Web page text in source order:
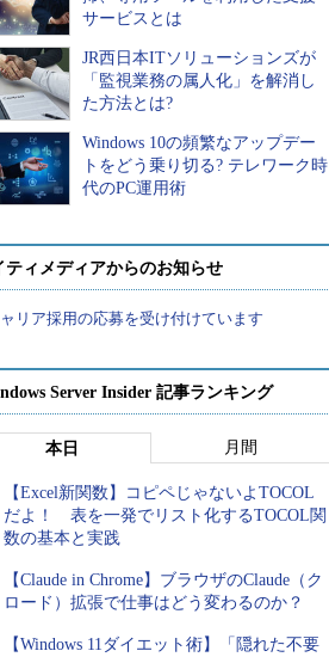
サービスとは
JR西日本ITソリューションズが
「監視業務の属人化」を解消し
た方法とは?
Windows 10の頻繁なアップデー
トをどう乗り切る? テレワーク時
代のPC運用術
ティメディアからのお知らせ
リア採用の応募を受け付けています
Server Insider 記事ランキング
本日 月間
【Excel新関数】コピペじゃないよTOCOL
だよ！ 表を一発でリスト化するTOCOL関
数の基本と実践
【Claude in Chrome】ブラウザのClaude（ク
ロード）拡張で仕事はどう変わるのか？
【Windows 11ダイエット術】「隠れた不要